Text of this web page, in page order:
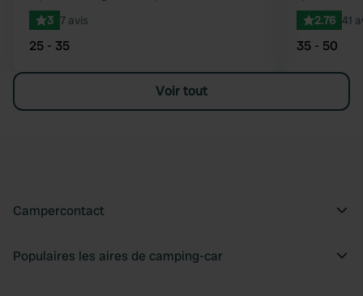
3 7 avis
25 - 35
2.76 41
35 - 50
Voir tout
Campercontact
Populaires les aires de camping-car